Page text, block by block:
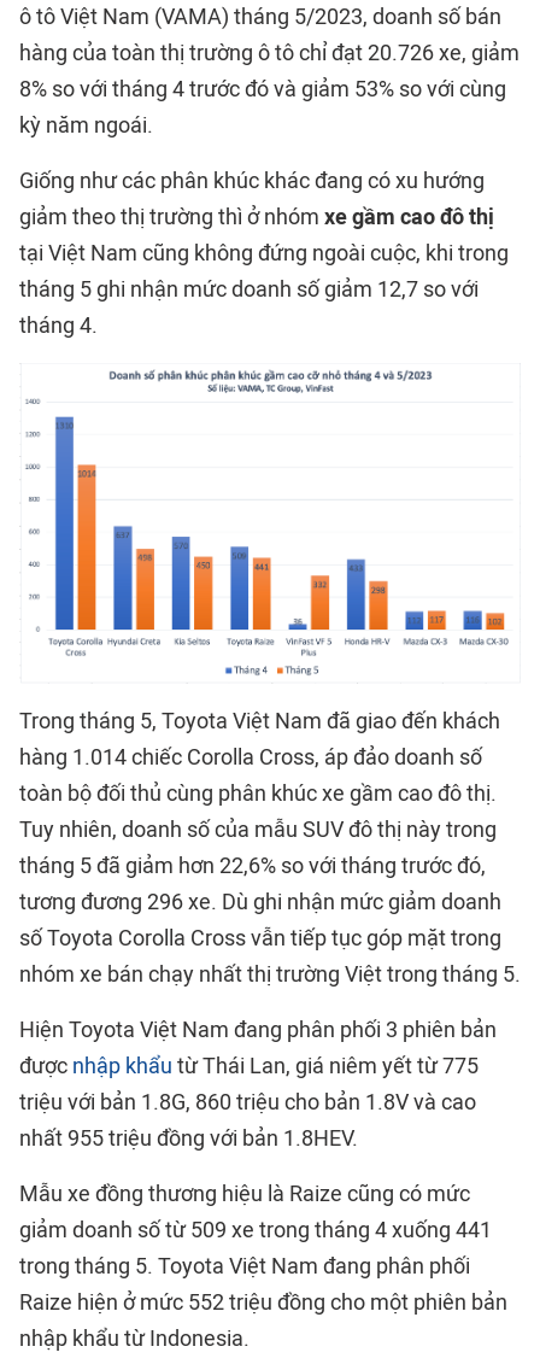
ô tô Việt Nam (VAMA) tháng 5/2023, doanh số bán
hàng của toàn thị trường ô tô chỉ đạt 20.726 xe, giảm
8% so với tháng 4 trước đó và giảm 53% so với cùng
kỳ năm ngoái.
Giống như các phân khúc khác đang có xu hướng
giảm theo thị trường thì ở nhóm xe gầm cao đô thị
tại Việt Nam cũng không đứng ngoài cuộc, khi trong
tháng 5 ghi nhận mức doanh số giảm 12,7 so với
tháng 4.
Trong tháng 5, Toyota Việt Nam đã giao đến khách
hàng 1.014 chiếc Corolla Cross, áp đảo doanh số
toàn bộ đối thủ cùng phân khúc xe gầm cao đô thị.
Tuy nhiên, doanh số của mẫu SUV đô thị này trong
tháng 5 đã giảm hơn 22,6% so với tháng trước đó,
tương đương 296 xe. Dù ghi nhận mức giảm doanh
số Toyota Corolla Cross vẫn tiếp tục góp mặt trong
nhóm xe bán chạy nhất thị trường Việt trong tháng 5.
Hiện Toyota Việt Nam đang phân phối 3 phiên bản
được nhập khẩu từ Thái Lan, giá niêm yết từ 775
triệu với bản 1.8G, 860 triệu cho bản 1.8V và cao
nhất 955 triệu đồng với bản 1.8HEV.
Mẫu xe đồng thương hiệu là Raize cũng có mức
giảm doanh số từ 509 xe trong tháng 4 xuống 441
trong tháng 5. Toyota Việt Nam đang phân phối
Raize hiện ở mức 552 triệu đồng cho một phiên bản
nhập khẩu từ Indonesia.